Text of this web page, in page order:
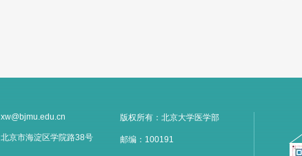
xw@bjmu.edu.cn
北京市海淀区学院路38号
版权所有：北京大学医学部
邮编：100191